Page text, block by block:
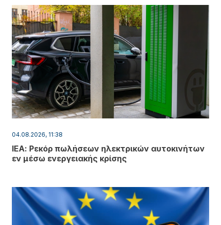
04.08.2026, 11:38
ΙΕΑ: Ρεκόρ πωλήσεων ηλεκτρικών αυτοκινήτων
εν μέσω ενεργειακής κρίσης